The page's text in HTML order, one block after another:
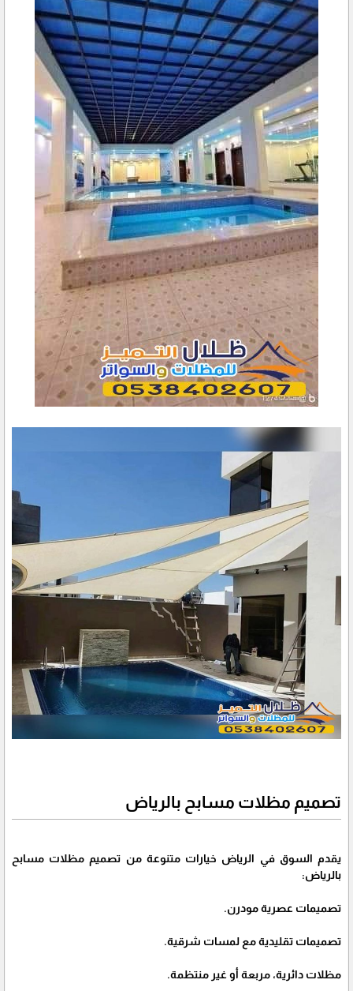
تصميم مظلات مسابح بالرياض
يقدم السوق في الرياض خيارات متنوعة من تصميم مظلات مسابح
بالرياض:
تصميمات عصرية مودرن.
تصميمات تقليدية مع لمسات شرقية.
مظلات دائرية، مربعة أو غير منتظمة.